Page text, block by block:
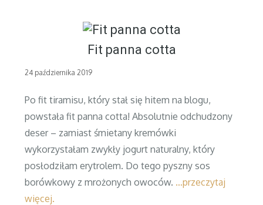
Fit panna cotta
Posted
24 października 2019
Po fit tiramisu, który stał się hitem na blogu,
powstała fit panna cotta! Absolutnie odchudzony
deser – zamiast śmietany kremówki
wykorzystałam zwykły jogurt naturalny, który
posłodziłam erytrolem. Do tego pyszny sos
borówkowy z mrożonych owoców. …przeczytaj
więcej.